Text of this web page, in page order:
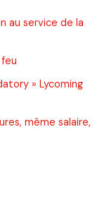
au service de la
» Lycoming
même salaire,